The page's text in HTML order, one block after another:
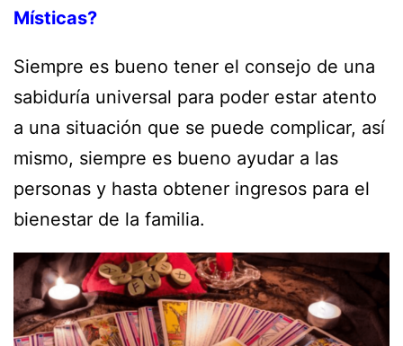
Místicas?
Siempre es bueno tener el consejo de una
sabiduría universal para poder estar atento
a una situación que se puede complicar, así
mismo, siempre es bueno ayudar a las
personas y hasta obtener ingresos para el
bienestar de la familia.